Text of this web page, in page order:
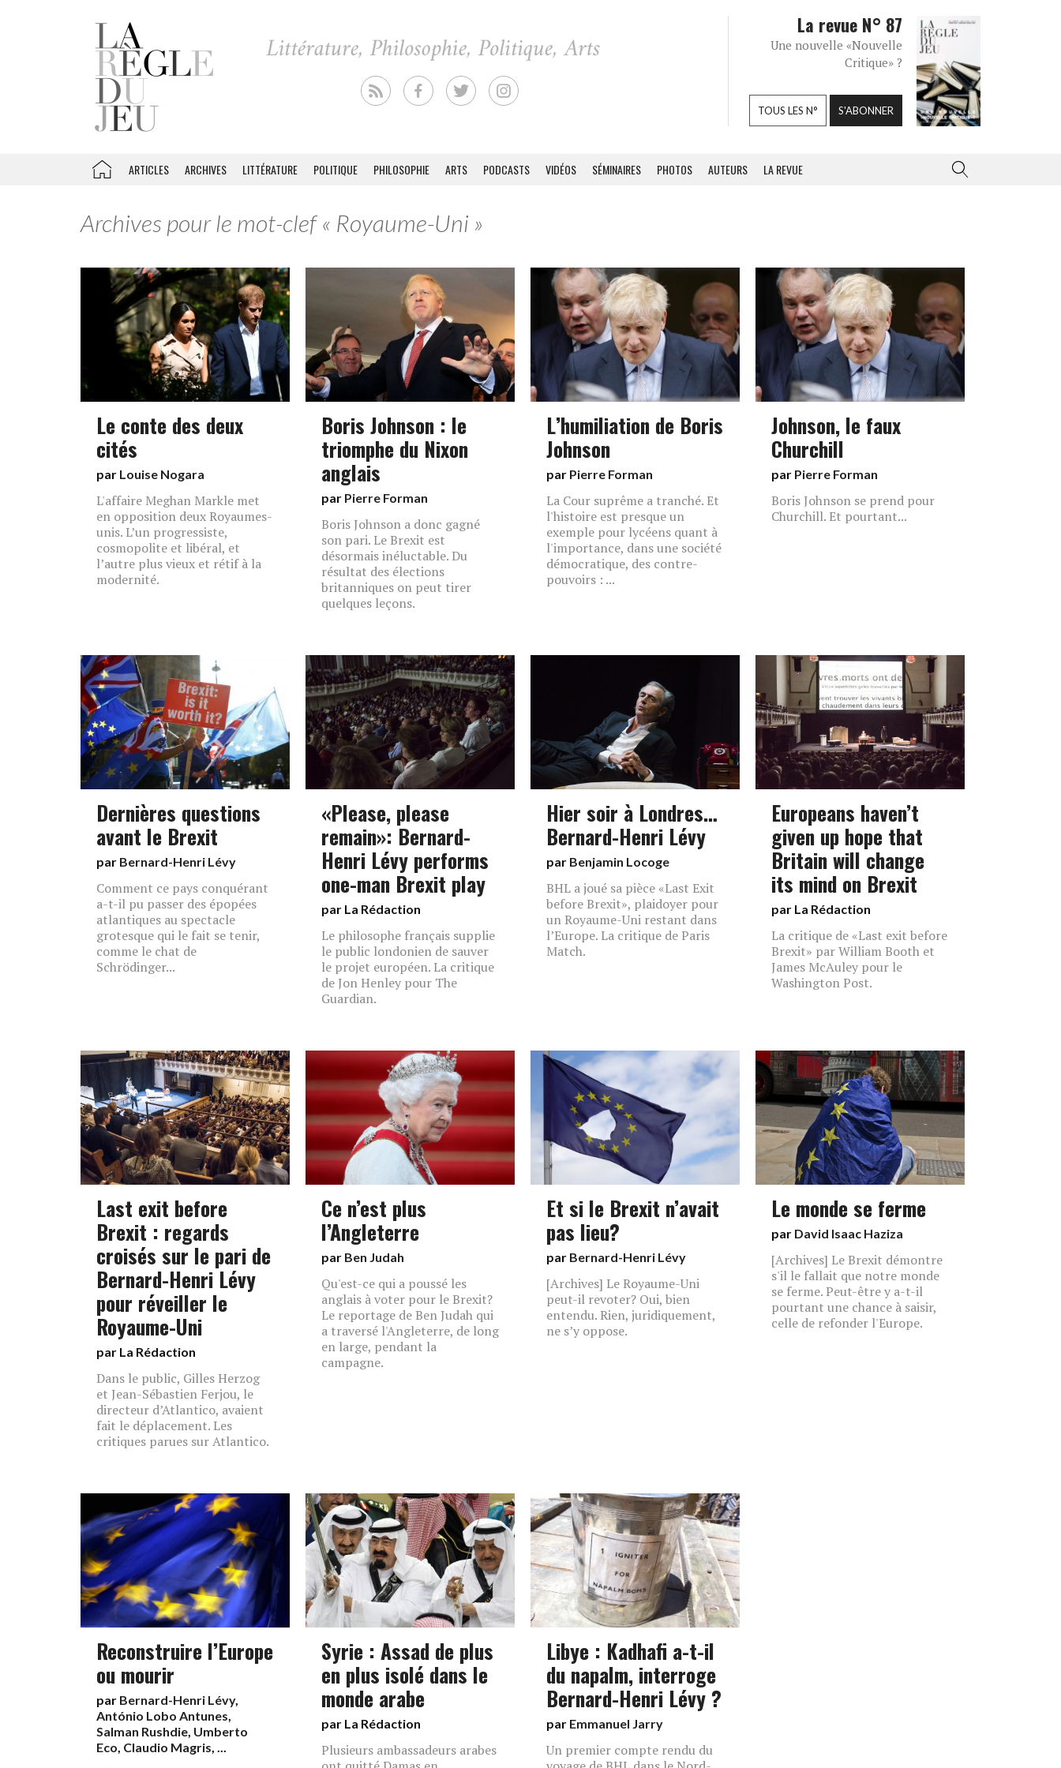
La revue N° 87
Une nouvelle «Nouvelle
Critique» ?
TOUS LES N° S'ABONNER
ARTICLES ARCHIVES LITTÉRATURE POLITIQUE PHILOSOPHIE ARTS PODCASTS VIDÉOS SÉMINAIRES PHOTOS AUTEURS LA REVUE
Archives pour le mot-clef « Royaume-Uni »
Le conte des deux
cités
par Louise Nogara
L'affaire Meghan Markle met
en opposition deux Royaumes-
unis. L’un progressiste,
cosmopolite et libéral, et
l’autre plus vieux et rétif à la
modernité.
Boris Johnson : le
triomphe du Nixon
anglais
par Pierre Forman
Boris Johnson a donc gagné
son pari. Le Brexit est
désormais inéluctable. Du
résultat des élections
britanniques on peut tirer
quelques leçons.
L’humiliation de Boris
Johnson
par Pierre Forman
La Cour suprême a tranché. Et
l'histoire est presque un
exemple pour lycéens quant à
l'importance, dans une société
démocratique, des contre-
pouvoirs : ...
Johnson, le faux
Churchill
par Pierre Forman
Boris Johnson se prend pour
Churchill. Et pourtant...
Dernières questions
avant le Brexit
par Bernard-Henri Lévy
Comment ce pays conquérant
a-t-il pu passer des épopées
atlantiques au spectacle
grotesque qui le fait se tenir,
comme le chat de
Schrödinger...
«Please, please
remain»: Bernard-
Henri Lévy performs
one-man Brexit play
par La Rédaction
Le philosophe français supplie
le public londonien de sauver
le projet européen. La critique
de Jon Henley pour The
Guardian.
Hier soir à Londres…
Bernard-Henri Lévy
par Benjamin Locoge
BHL a joué sa pièce «Last Exit
before Brexit», plaidoyer pour
un Royaume-Uni restant dans
l’Europe. La critique de Paris
Match.
Europeans haven’t
given up hope that
Britain will change
its mind on Brexit
par La Rédaction
La critique de «Last exit before
Brexit» par William Booth et
James McAuley pour le
Washington Post.
Last exit before
Brexit : regards
croisés sur le pari de
Bernard-Henri Lévy
pour réveiller le
Royaume-Uni
par La Rédaction
Dans le public, Gilles Herzog
et Jean-Sébastien Ferjou, le
directeur d’Atlantico, avaient
fait le déplacement. Les
critiques parues sur Atlantico.
Ce n’est plus
l’Angleterre
par Ben Judah
Qu'est-ce qui a poussé les
anglais à voter pour le Brexit?
Le reportage de Ben Judah qui
a traversé l'Angleterre, de long
en large, pendant la
campagne.
Et si le Brexit n’avait
pas lieu?
par Bernard-Henri Lévy
[Archives] Le Royaume-Uni
peut-il revoter? Oui, bien
entendu. Rien, juridiquement,
ne s’y oppose.
Le monde se ferme
par David Isaac Haziza
[Archives] Le Brexit démontre
s'il le fallait que notre monde
se ferme. Peut-être y a-t-il
pourtant une chance à saisir,
celle de refonder l'Europe.
Reconstruire l’Europe
ou mourir
par Bernard-Henri Lévy,
António Lobo Antunes,
Salman Rushdie, Umberto
Eco, Claudio Magris, ...
Syrie : Assad de plus
en plus isolé dans le
monde arabe
par La Rédaction
Plusieurs ambassadeurs arabes
Libye : Kadhafi a-t-il
du napalm, interroge
Bernard-Henri Lévy ?
par Emmanuel Jarry
Un premier compte rendu du